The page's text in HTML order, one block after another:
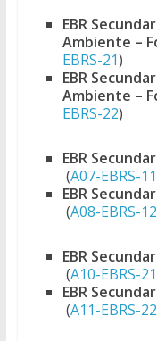
EBR
Ambiente –
EBRS-21)
EBR
Ambiente –
EBRS-22)
EBR
(A07-EBRS-11
EBR
(A08-EBRS-12
EBR
(A10-EBRS-21
EBR
(A11-EBRS-22